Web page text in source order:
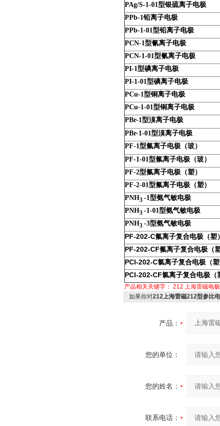
PAg/S-1-01型银硫离子电极
PPb-1铅离子电极
PPb-1-01型铅离子电极
PCN-1型氰离子电极
PCN-1-01型氰离子电极
PI-1型碘离子电极
PI-1-01型碘离子电极
PCu-1型铜离子电极
PCu-1-01型铜离子电极
PBr-1型溴离子电极
PBr-1-01型溴离子电极
PF-1型氟离子电极（玻）
PF-1-01型氟离子电极（玻）
PF-2型氟离子电极（塑）
PF-2-01型氟离子电极（塑）
PNH3 -1型氨气敏电极
PNH3 -1-01型氨气敏电极
PNH3 -3型氨气敏电极
PF-202-C氟离子复合电极（塑
PF-202-CF氟离子复合电极（
PCI-202-C氯离子复合电极（
PCI-202-CF氯离子复合电极（
产品相关关键字： 212 上海雷磁电极
如果你对212上海雷磁212型参比
产品：
您的单位：
您的姓名：
联系电话：